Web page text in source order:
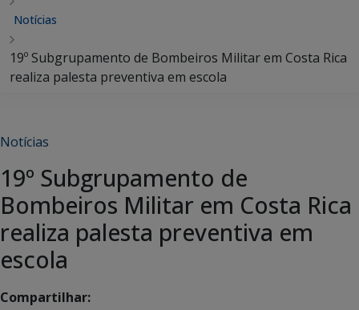
Notícias
19º Subgrupamento de Bombeiros Militar em Costa Rica
realiza palesta preventiva em escola
Notícias
19º Subgrupamento de
Bombeiros Militar em Costa Rica
realiza palesta preventiva em
escola
Compartilhar: